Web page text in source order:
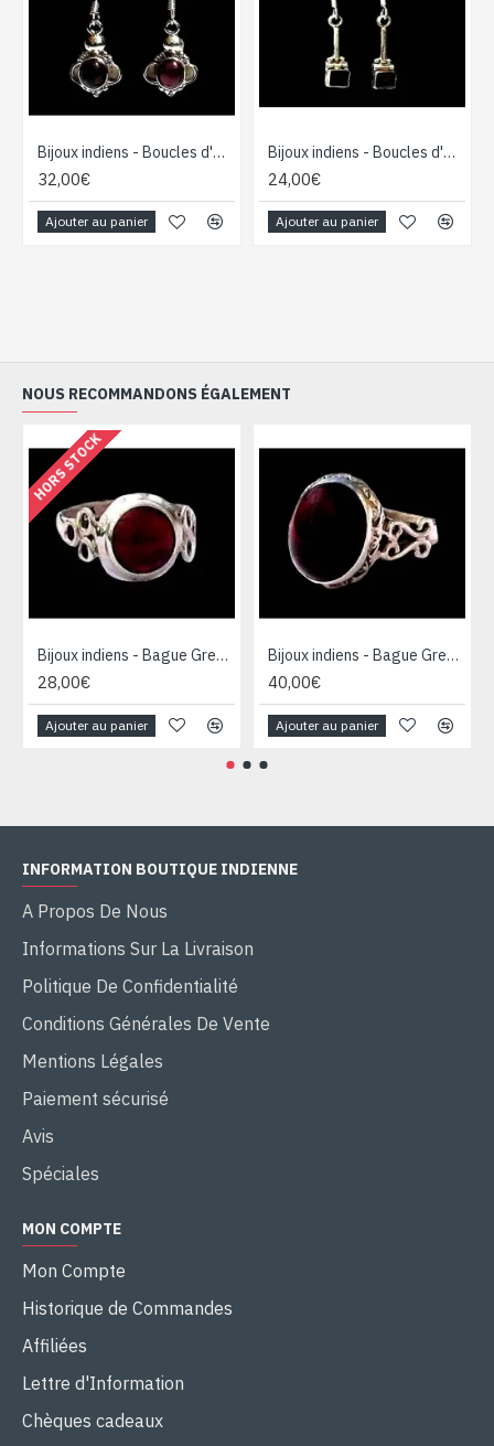
Bijoux indiens - Boucles d'Oreilles indiennes - Grenat
32,00€
Ajouter au panier
Bijoux indiens - Boucles d'Oreilles indiennes - Grenat
24,00€
Ajouter au panier
NOUS RECOMMANDONS ÉGALEMENT
HORS STOCK
Bijoux indiens - Bague Grenat - Bague indienne
28,00€
Ajouter au panier
Bijoux indiens - Bague Grenat - Bague indienne
40,00€
Ajouter au panier
INFORMATION BOUTIQUE INDIENNE
A Propos De Nous
Informations Sur La Livraison
Politique De Confidentialité
Conditions Générales De Vente
Mentions Légales
Paiement sécurisé
Avis
Spéciales
MON COMPTE
Mon Compte
Historique de Commandes
Affiliées
Lettre d'Information
Chèques cadeaux